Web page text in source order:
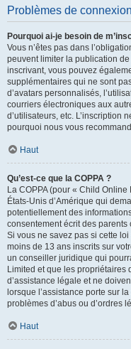
Problèmes de
Pourquoi ai-je besoin de
Vous n’êtes pas dans
peuvent limiter la publication
inscrivant, vous pouvez
supplémentaires qui ne sont
d’avatars personnalisés,
courriers électroniques aux
d’utilisateurs, etc. L’inscription
pourquoi nous vous
Haut
Qu’est-ce que la COPPA ?
La COPPA (pour « Child
États-Unis d’Amérique qui
potentiellement des
consentement écrit des
Si vous ne savez pas si cette
moins de 13 ans inscrits sur
un conseiller juridique qui
Limited et que les propriétaires
d’assistance légale et ne
lorsque l’assistance porte sur
problèmes d’abus ou d’ordres
Haut